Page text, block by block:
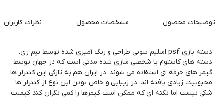
توضیحات محصول مشخصات محصول نظرات کاربران
دسته بازی ps4 اسلیم سونی طراحی و رنگ آمیزی شده توسط نیم زی.
دسته های کاستوم یا شخصی سازی شده مدتی است که در جهان توسط
گیمر های حرفه ای استفاده می شوند، در ایران هم به تازگی این کنترلر ها
محبوبیت زیادی یافته اند. در زیبایی و خاص بودن این نوع از کنترلر ها
شکی نیست اما نکته ای که ممکن است گیمرها را کمی نگران کند کیفیت